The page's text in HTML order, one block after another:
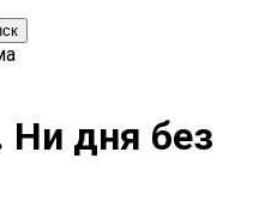
Ни дня без